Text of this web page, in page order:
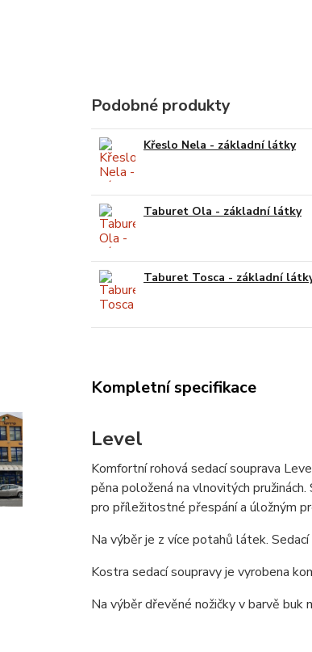
Podobné produkty
Křeslo Nela - základní látky
Taburet Ola - základní látky
Taburet Tosca - základní
Kompletní specifikace
Level
Komfortní rohová sedací souprava
pěna položená na vlnovitých
pro příležitostné přespání a úložným
Na výběr je z více potahů látek.
Kostra sedací soupravy je vyrobena
Na výběr dřevěné nožičky v barvě buk